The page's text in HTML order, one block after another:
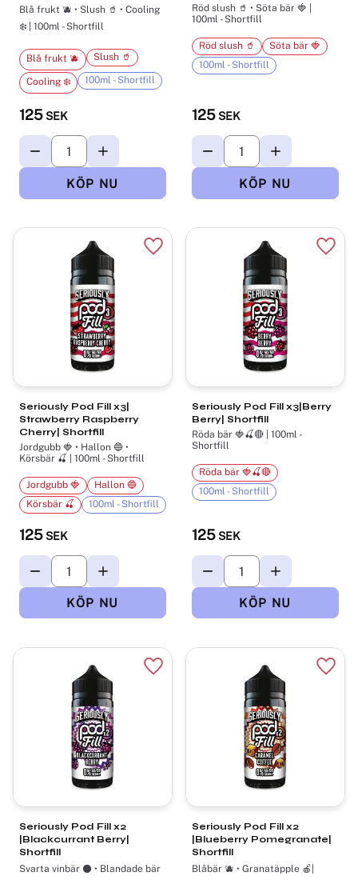
Blå frukt 🫐 • Slush 🥤 • Cooling
❄️ | 100ml - Shortfill
125 SEK
Blå frukt 🫐 Slush 🥤
Cooling ❄️ 100ml - Shortfill
Röd slush 🥤 • Söta bär 🍓 |
100ml - Shortfill
125 SEK
Röd slush 🥤
Söta bär 🍓
100ml - Shortfill
Seriously Pod Fill x3|
Strawberry Raspberry
Cherry| Shortfill
Jordgubb 🍓 • Hallon 🔵 •
Körsbär 🍒 | 100ml - Shortfill
125 SEK
Jordgubb 🍓
Hallon 🔵
Körsbär 🍒
100ml - Shortfill
Lägg till i favoriter
Seriously Pod Fill x3|Berry
Berry| Shortfill
Röda bär 🍓🍒🔴 | 100ml -
Shortfill
125 SEK
Röda bär 🍓🍒🔴
100ml - Shortfill
Seriously Pod Fill x2
|Blackcurrant Berry|
Shortfill
Svarta vinbär ⚫ • Blandade bär
Lägg till i favoriter
Seriously Pod Fill x2
|Blueberry Pomegranate|
Shortfill
Blåbär 🫐 • Granatäpple 🍎|